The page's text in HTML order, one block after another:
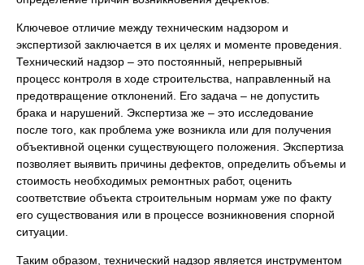
Ключевое отличие между техническим надзором и
экспертизой заключается в их целях и моменте проведения.
Технический надзор – это постоянный, непрерывный
процесс контроля в ходе строительства, направленный на
предотвращение отклонений. Его задача – не допустить
брака и нарушений. Экспертиза же – это исследование
после того, как проблема уже возникла или для получения
объективной оценки существующего положения. Экспертиза
позволяет выявить причины дефектов, определить объемы и
стоимость необходимых ремонтных работ, оценить
соответствие объекта строительным нормам уже по факту
его существования или в процессе возникновения спорной
ситуации.
Таким образом, технический надзор является инструментом